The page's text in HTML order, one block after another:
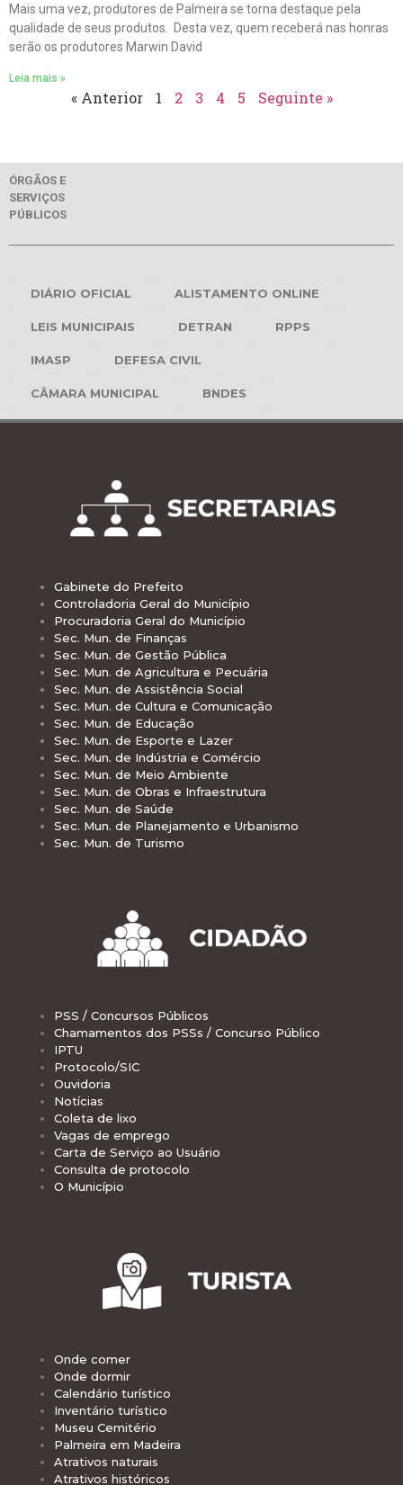
Mais uma vez, produtores de Palmeira se torna destaque pela
qualidade de seus produtos. Desta vez, quem receberá nas honras
serão os produtores Marwin David
Leia mais »
« Anterior 1 2 3 4 5 Seguinte »
ÓRGÃOS E
SERVIÇOS
PÚBLICOS
DIÁRIO OFICIAL ALISTAMENTO ONLINE
LEIS MUNICIPAIS DETRAN RPPS
IMASP DEFESA CIVIL
CÂMARA MUNICIPAL BNDES
Gabinete do Prefeito
Controladoria Geral do Município
Procuradoria Geral do Município
Sec. Mun. de Finanças
Sec. Mun. de Gestão Pública
Sec. Mun. de Agricultura e Pecuária
Sec. Mun. de Assistência Social
Sec. Mun. de Cultura e Comunicação
Sec. Mun. de Educação
Sec. Mun. de Esporte e Lazer
Sec. Mun. de Indústria e Comércio
Sec. Mun. de Meio Ambiente
Sec. Mun. de Obras e Infraestrutura
Sec. Mun. de Saúde
Sec. Mun. de Planejamento e Urbanismo
Sec. Mun. de Turismo
PSS / Concursos Públicos
Chamamentos dos PSSs / Concurso Público
IPTU
Protocolo/SIC
Ouvidoria
Notícias
Coleta de lixo
Vagas de emprego
Carta de Serviço ao Usuário
Consulta de protocolo
O Município
Onde comer
Onde dormir
Calendário turístico
Inventário turístico
Museu Cemitério
Palmeira em Madeira
Atrativos naturais
Atrativos históricos